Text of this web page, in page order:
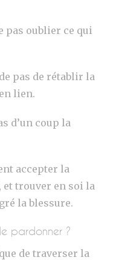
pas oublier ce qui
pas de rétablir la
lien.
d’un coup la
accepter la
et trouver en soi la
la blessure.
pardonner ?
de traverser la